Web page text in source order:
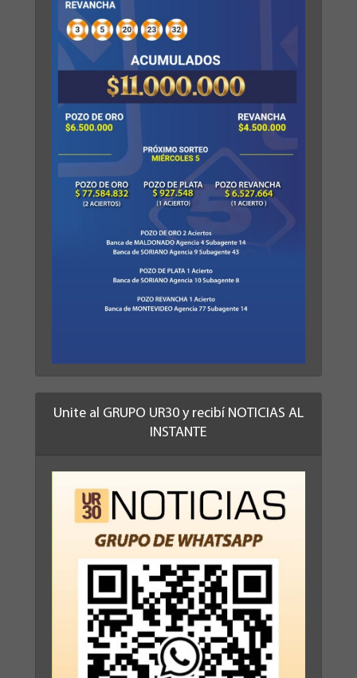
Unite al GRUPO UR30 y recibí NOTICIAS AL
INSTANTE